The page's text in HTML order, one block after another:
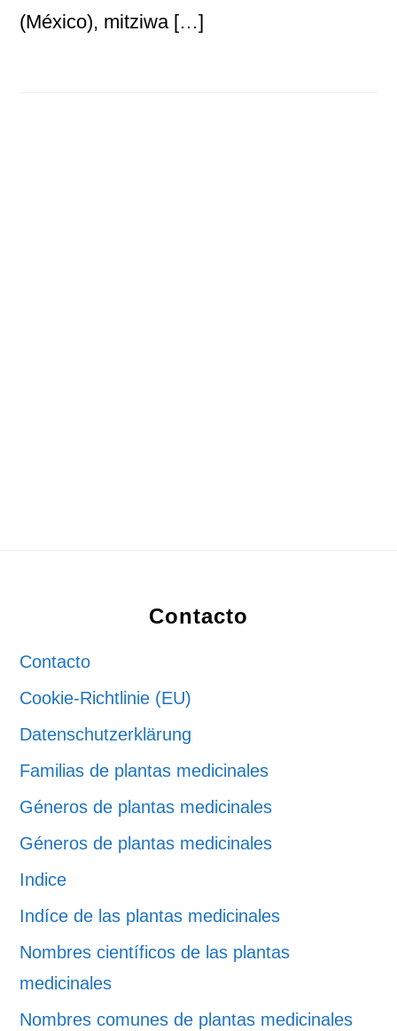
(México), mitziwa […]
Contacto
Contacto
Cookie-Richtlinie (EU)
Datenschutzerklärung
Familias de plantas medicinales
Géneros de plantas medicinales
Géneros de plantas medicinales
Indice
Indíce de las plantas medicinales
Nombres científicos de las plantas
medicinales
Nombres comunes de plantas medicinales